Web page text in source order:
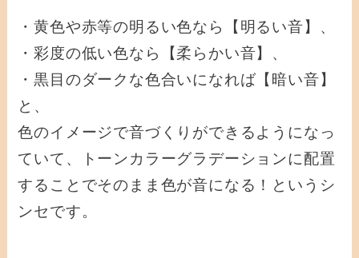
・黄色や赤等の明るい色なら【明るい音】、
・彩度の低い色なら【柔らかい音】、
・黒目のダークな色合いになれば【暗い音】
と、
色のイメージで音づくりができるようになっ
ていて、トーンカラーグラデーションに配置
することでそのまま色が音になる！というシ
ンセです。